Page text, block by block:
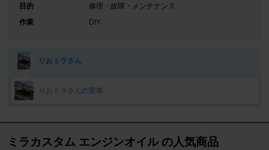
目的
修理・故障・メンテナンス
作業
DIY
りおミラさん
りおミラさんの愛車
ミラカスタム エンジンオイル の人気商品